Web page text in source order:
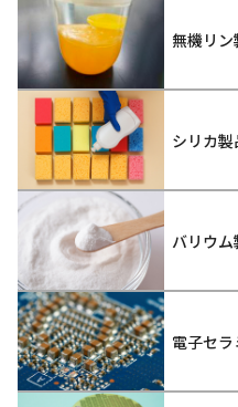
無機リ
シリカ製
バリウ
電子セ